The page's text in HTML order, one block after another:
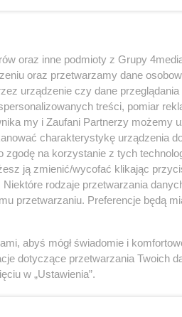
oraz inne podmioty z Grupy
oraz przetwarzamy dane
urządzenie czy dane
treści, pomiar
my i Zaufani Partnerzy możemy
charakterystykę urządzenia
na korzystanie z tych
ją zmienić/wycofać klikając
Niektóre rodzaje przetwarzania
przetwarzaniu. Preferencje będą
abyś mógł świadomie i
dotyczące przetwarzania Twoich
w „Ustawienia”.